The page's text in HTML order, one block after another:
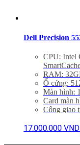
Dell Precision
CPU: Intel
RAM:
Ổ cứng:
Màn hình:
Card màn
Cổng giao
Kensington
Reader:
17.000.000 VND